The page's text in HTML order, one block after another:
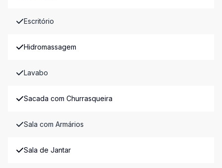
Escritório
Hidromassagem
Lavabo
Sacada com Churrasqueira
Sala com Armários
Sala de Jantar